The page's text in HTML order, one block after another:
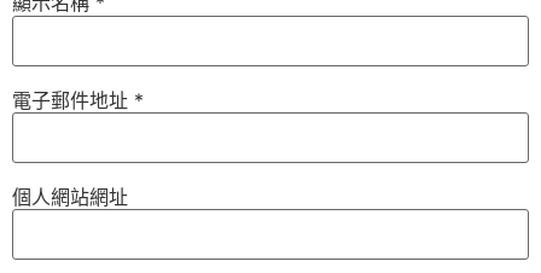
電子郵件地址 *
個人網站網址